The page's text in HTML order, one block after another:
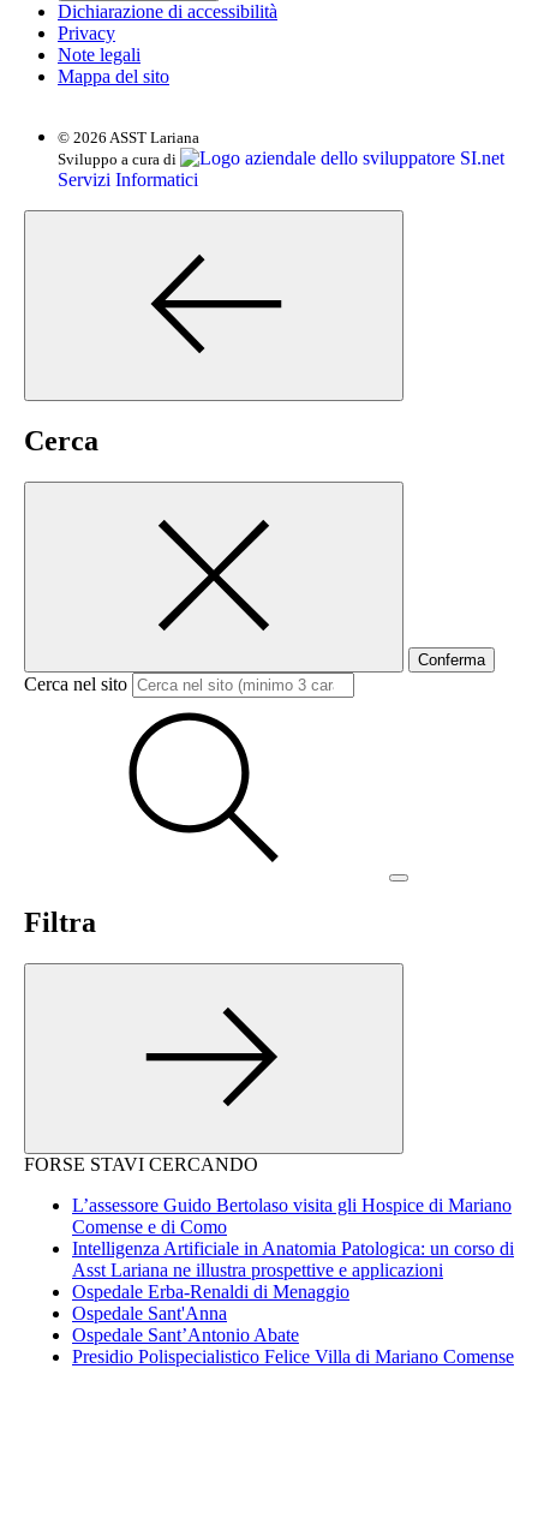
Dichiarazione di accessibilità
Privacy
Note legali
Mappa del sito
© 2026 ASST Lariana
Sviluppo a cura di
SI.net
Servizi Informatici
Cerca
Conferma
Cerca nel sito
Filtra
FORSE STAVI CERCANDO
L’assessore Guido Bertolaso visita gli Hospice di Mariano
Comense e di Como
Intelligenza Artificiale in Anatomia Patologica: un corso di
Asst Lariana ne illustra prospettive e applicazioni
Ospedale Erba-Renaldi di Menaggio
Ospedale Sant'Anna
Ospedale Sant’Antonio Abate
Presidio Polispecialistico Felice Villa di Mariano Comense